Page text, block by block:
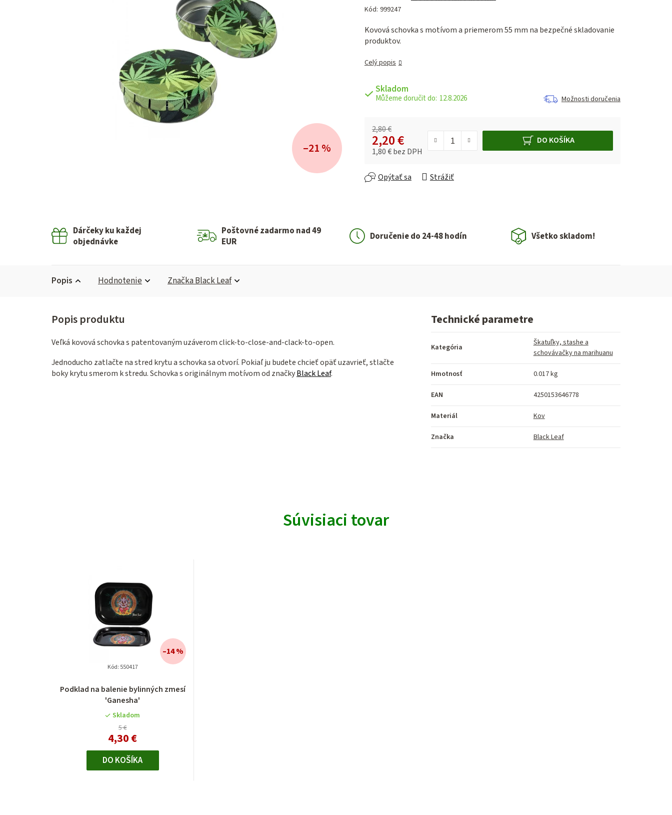
hodnotenie
je
0,0
hviezdičiek.
Kód: 999247
Kovová schovka s motívom a priemerom 55 mm na bezpečné skladovanie
produktov.
Celý popis
Skladom
12.8.2026 Možnosti doručenia
2,80 €
2,20 €
1,80 € bez DPH
DO KOŠÍKA
Opýtať sa Strážiť
–21 %
Dárčeky ku každej
objednávke
Poštovné zadarmo nad 49
EUR
Doručenie do 24-48 hodín Všetko skladom!
Popis Hodnotenie ZnačkaBlack Leaf
Veľká kovová schovka s patentovaným uzáverom click-to-close-and-clack-to-open.
Jednoducho zatlačte na stred krytu a schovka sa otvorí. Pokiaľ ju budete chcieť opäť uzavrieť, stlačte
boky krytu smerom k stredu. Schovka s originálnym motívom od značkyBlack Leaf.
Technické parametre
Kategória
Škatuľky, stashe a
schovávačky na marihuanu
Hmotnosť 0.017 kg
EAN 4250153646778
Materiál Kov
Značka Black Leaf
Súvisiaci tovar
Podklad na balenie bylinných zmesí
'Ganesha'
Skladom
5 €
4,30 €
–14 %
DO KOŠÍKA
Kód: 550417